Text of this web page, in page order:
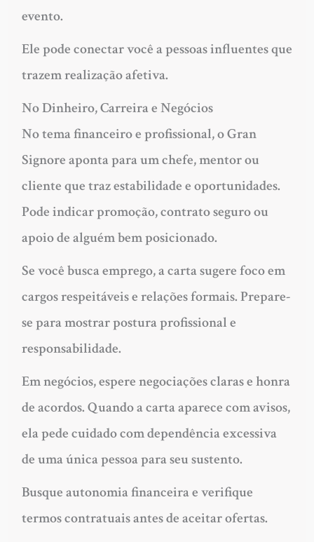
evento.
Ele pode conectar você a pessoas influentes que
trazem realização afetiva.
No Dinheiro, Carreira e Negócios
No tema financeiro e profissional, o Gran
Signore aponta para um chefe, mentor ou
cliente que traz estabilidade e oportunidades.
Pode indicar promoção, contrato seguro ou
apoio de alguém bem posicionado.
Se você busca emprego, a carta sugere foco em
cargos respeitáveis e relações formais. Prepare-
se para mostrar postura profissional e
responsabilidade.
Em negócios, espere negociações claras e honra
de acordos. Quando a carta aparece com avisos,
ela pede cuidado com dependência excessiva
de uma única pessoa para seu sustento.
Busque autonomia financeira e verifique
termos contratuais antes de aceitar ofertas.